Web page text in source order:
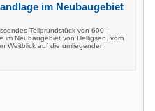
im Neubaugebiet
Teilgrundstück von 600 -
im Neubaugebiet von Delligsen. vom
Weitblick auf die umliegenden